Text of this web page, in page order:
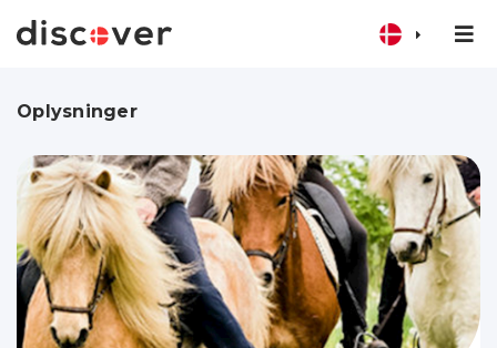
Oplysninger